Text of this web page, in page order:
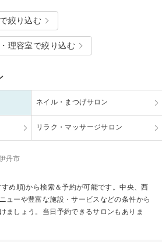
絞り込む
理容室で絞り込む
ネイル・まつげサロン
リラク・マッサージサロン
丹市
め順)から検索＆予約が可能です。中央、西
ューや豊富な施設・サービスなどの条件から
ましょう。当日予約できるサロンもありま